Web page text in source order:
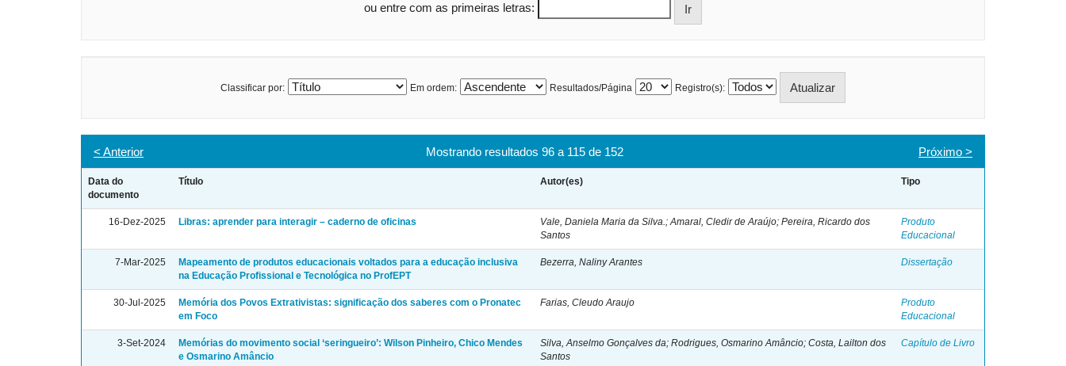
ou entre com as primeiras letras:
Classificar por: Em ordem: Resultados/Página Registro(s):
Mostrando resultados 96 a 115 de 152
< Anterior Próximo >
Data do
documento
Título Autor(es) Tipo
16-Dez-2025 Libras: aprender para interagir – caderno de oficinas
Vale, Daniela Maria da Silva.; Amaral, Cledir de Araújo; Pereira, Ricardo dos
Santos
Produto
Educacional
7-Mar-2025
Mapeamento de produtos educacionais voltados para a educação inclusiva
na Educação Profissional e Tecnológica no ProfEPT
Bezerra, Naliny Arantes Dissertação
30-Jul-2025
Memória dos Povos Extrativistas: significação dos saberes com o Pronatec
em Foco
Farias, Cleudo Araujo
Produto
Educacional
3-Set-2024
Memórias do movimento social ‘seringueiro’: Wilson Pinheiro, Chico Mendes
e Osmarino Amâncio
Silva, Anselmo Gonçalves da; Rodrigues, Osmarino Amâncio; Costa, Lailton dos
Santos
Capítulo de Livro